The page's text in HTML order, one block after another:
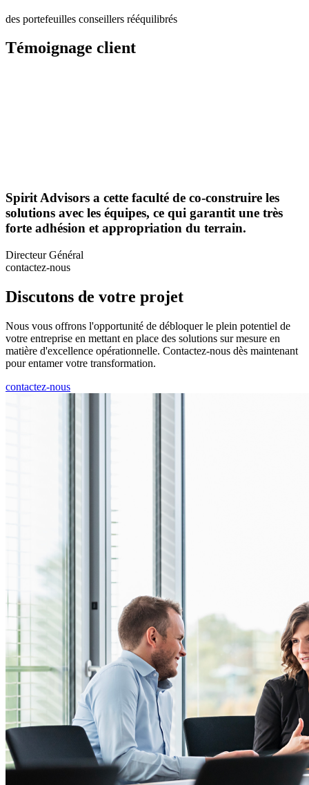
des portefeuilles conseillers rééquilibrés
Témoignage client
Spirit Advisors a cette faculté de co-construire les
solutions avec les équipes, ce qui garantit une très
forte adhésion et appropriation du terrain.
Directeur Général
contactez-nous
Discutons de votre projet
Nous vous offrons l'opportunité de débloquer le plein potentiel de
votre entreprise en mettant en place des solutions sur mesure en
matière d'excellence opérationnelle. Contactez-nous dès maintenant
pour entamer votre transformation.
contactez-nous